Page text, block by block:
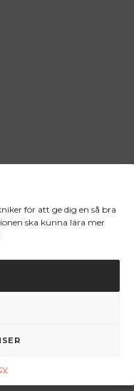
för att ge dig en så bra
ska kunna lära mer